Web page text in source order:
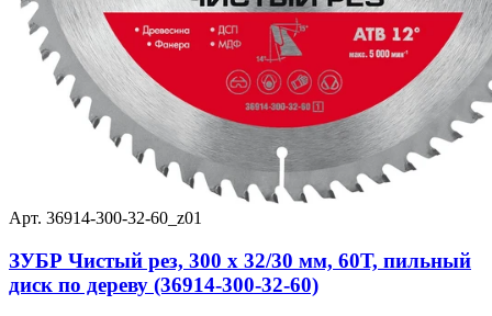
Арт. 36914-300-32-60_z01
ЗУБР Чистый рез, 300 x 32/30 мм, 60Т, пильный
диск по дереву (36914-300-32-60)